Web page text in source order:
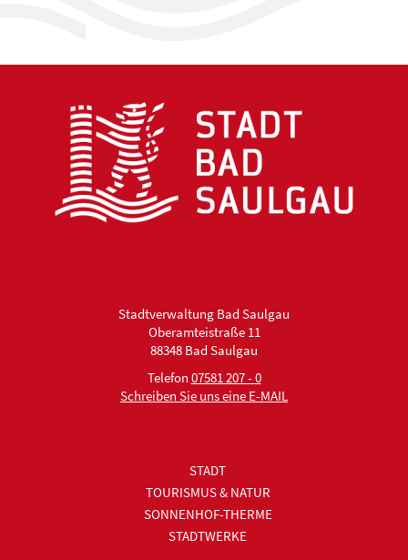
Stadtverwaltung Bad Saulgau
Oberamteistraße 11
88348 Bad Saulgau
Telefon 07581 207 - 0
Schreiben Sie uns eine E-MAIL
STADT
TOURISMUS & NATUR
SONNENHOF-THERME
STADTWERKE